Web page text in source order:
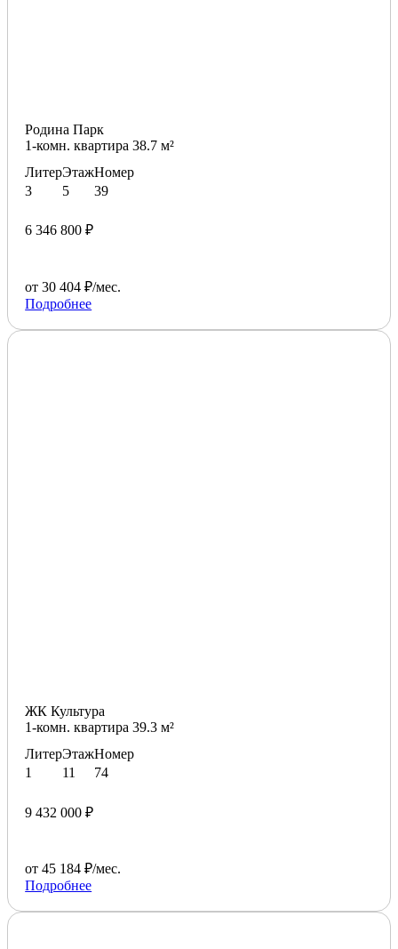
Родина Парк
1-комн. квартира 38.7 м²
Литер
3
Этаж
5
Номер
39
6 346 800 ₽
от 30 404 ₽/мес.
Подробнее
ЖК Культура
1-комн. квартира 39.3 м²
Литер
1
Этаж
11
Номер
74
9 432 000 ₽
от 45 184 ₽/мес.
Подробнее